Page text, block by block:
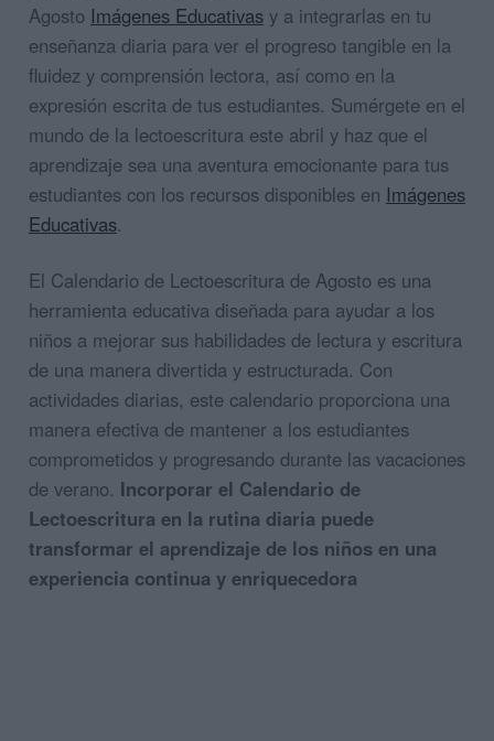
Agosto Imágenes Educativas y a integrarlas en tu
enseñanza diaria para ver el progreso tangible en la
fluidez y comprensión lectora, así como en la
expresión escrita de tus estudiantes. Sumérgete en el
mundo de la lectoescritura este abril y haz que el
aprendizaje sea una aventura emocionante para tus
estudiantes con los recursos disponibles en Imágenes
Educativas.
El Calendario de Lectoescritura de Agosto es una
herramienta educativa diseñada para ayudar a los
niños a mejorar sus habilidades de lectura y escritura
de una manera divertida y estructurada. Con
actividades diarias, este calendario proporciona una
manera efectiva de mantener a los estudiantes
comprometidos y progresando durante las vacaciones
de verano. Incorporar el Calendario de
Lectoescritura en la rutina diaria puede
transformar el aprendizaje de los niños en una
experiencia continua y enriquecedora